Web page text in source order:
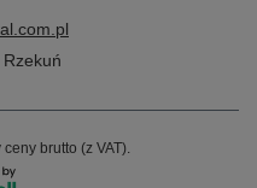
Rzekuń
brutto (z VAT).